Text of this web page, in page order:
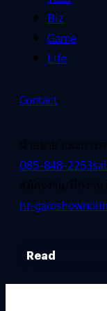
Biz
Game
Life
Contact
ฝ่ายขาย และการ
085-848-2253
สมัครงาน/ฝึกงา
hr-
Read